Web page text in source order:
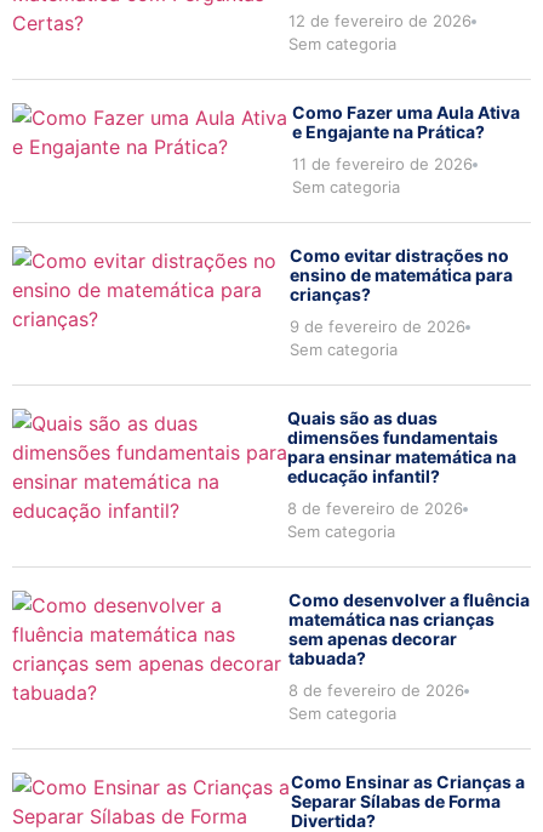
12 de fevereiro de 2026
Sem categoria
Como Fazer uma Aula Ativa
e Engajante na Prática?
11 de fevereiro de 2026
Sem categoria
Como evitar distrações no
ensino de matemática para
crianças?
9 de fevereiro de 2026
Sem categoria
Quais são as duas
dimensões fundamentais
para ensinar matemática na
educação infantil?
8 de fevereiro de 2026
Sem categoria
Como desenvolver a fluência
matemática nas crianças
sem apenas decorar
tabuada?
8 de fevereiro de 2026
Sem categoria
Como Ensinar as Crianças a
Separar Sílabas de Forma
Divertida?